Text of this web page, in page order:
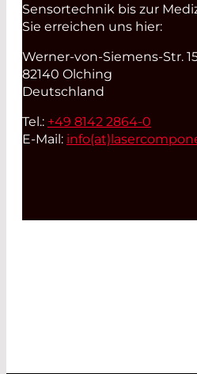
Sensortechnik bis zur
Sie erreichen uns hier:
Werner-von-Siemens-Str.
82140 Olching
Deutschland
Tel.: +49 8142 2864-0
E-Mail: info(at)